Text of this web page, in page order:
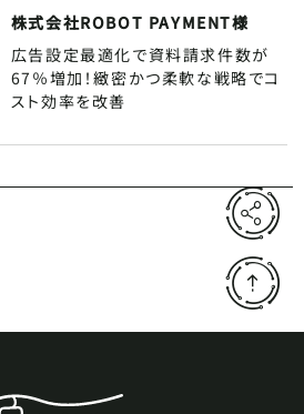
株式会社ROBOT PAYMENT様
広告設定最適化で資料請求件数が
67％増加！緻密かつ柔軟な戦略でコ
スト効率を改善